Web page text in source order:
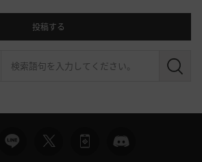
投稿する
検